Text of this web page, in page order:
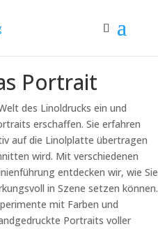
Portrait
des Linoldrucks ein und
erschaffen. Sie erfahren
auf die Linolplatte übertragen
wird. Mit verschiedenen
entdecken wir, wie Sie
in Szene setzen können.
mit Farben und
Portraits voller